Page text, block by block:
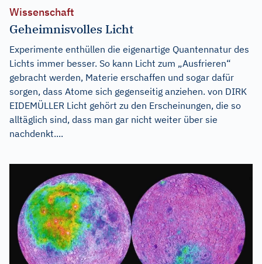
Wissenschaft
Geheimnisvolles Licht
Experimente enthüllen die eigenartige Quantennatur des
Lichts immer besser. So kann Licht zum „Ausfrieren“
gebracht werden, Materie erschaffen und sogar dafür
sorgen, dass Atome sich gegenseitig anziehen. von DIRK
EIDEMÜLLER Licht gehört zu den Erscheinungen, die so
alltäglich sind, dass man gar nicht weiter über sie
nachdenkt....